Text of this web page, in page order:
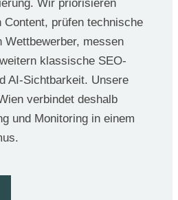
Wir priorisieren
Content, prüfen technische
Wettbewerber, messen
klassische SEO-
AI-Sichtbarkeit. Unsere
verbindet deshalb
und Monitoring in einem